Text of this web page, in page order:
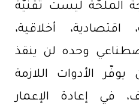
الملحّة ليست تقنيّة
أخلاقية،
وحده لن ينقذ
الأدوات اللازمة
في إعادة الإعمار